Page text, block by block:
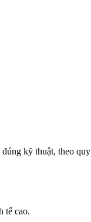
kỹ thuật, theo
tế cao.